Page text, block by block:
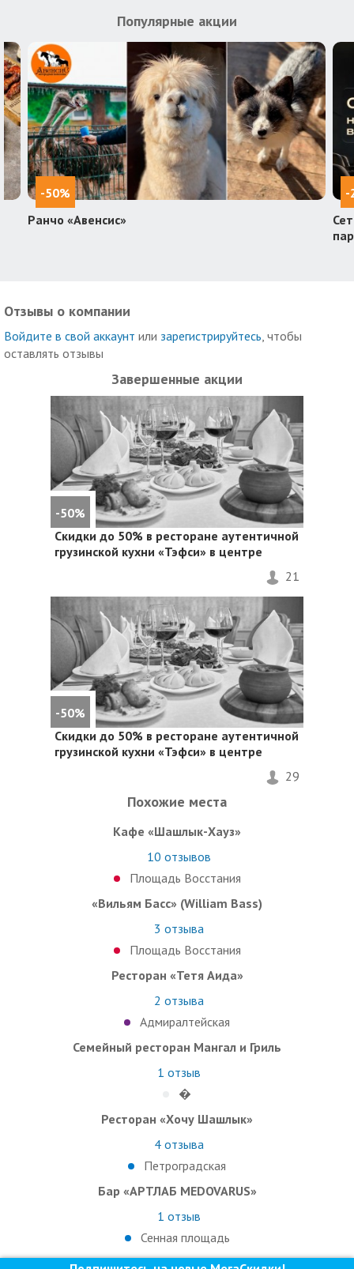
Популярные акции
-50%
Ранчо «Авенсис»
-
Отзывы о компании
Войдите в свой аккаунт или зарегистрируйтесь , чтобы
оставлять отзывы
Завершенные акции
-50%
Скидки до 50% в ресторане аутентичной
грузинской кухни «Тэфси» в центре
21
-50%
Скидки до 50% в ресторане аутентичной
грузинской кухни «Тэфси» в центре
29
Похожие места
Кафе «Шашлык-Хауз»
10 отзывов
Площадь Восстания
«Вильям Басс» (William Bass)
3 отзыва
Площадь Восстания
Ресторан «Тетя Аида»
2 отзыва
Адмиралтейская
Семейный ресторан Мангал и Гриль
1 отзыв
�
Ресторан «Хочу Шашлык»
4отзыва
Петроградская
Бар «АРТЛАБ MEDOVARUS»
1 отзыв
Сенная площадь